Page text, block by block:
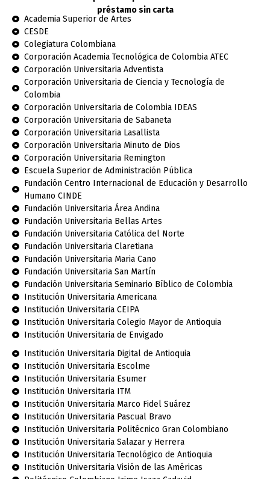
préstamo sin carta
Academia Superior de Artes
CESDE
Colegiatura Colombiana
Corporación Academia Tecnológica de Colombia ATEC
Corporación Universitaria Adventista
Corporación Universitaria de Ciencia y Tecnología de
Colombia
Corporación Universitaria de Colombia IDEAS
Corporación Universitaria de Sabaneta
Corporación Universitaria Lasallista
Corporación Universitaria Minuto de Dios
Corporación Universitaria Remington
Escuela Superior de Administración Pública
Fundación Centro Internacional de Educación y Desarrollo
Humano CINDE
Fundación Universitaria Área Andina
Fundación Universitaria Bellas Artes
Fundación Universitaria Católica del Norte
Fundación Universitaria Claretiana
Fundación Universitaria Maria Cano
Fundación Universitaria San Martín
Fundación Universitaria Seminario Bíblico de Colombia
Institución Universitaria Americana
Institución Universitaria CEIPA
Institución Universitaria Colegio Mayor de Antioquia
Institución Universitaria de Envigado
Institución Universitaria Digital de Antioquia
Institución Universitaria Escolme
Institución Universitaria Esumer
Institución Universitaria ITM
Institución Universitaria Marco Fidel Suárez
Institución Universitaria Pascual Bravo
Institución Universitaria Politécnico Gran Colombiano
Institución Universitaria Salazar y Herrera
Institución Universitaria Tecnológico de Antioquia
Institución Universitaria Visión de las Américas